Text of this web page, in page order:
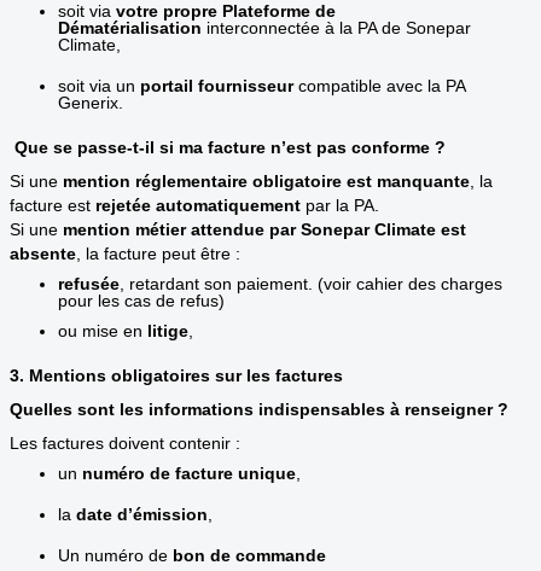
soit via votre propre Plateforme de
Dématérialisation interconnectée à la PA de Sonepar
Climate,
soit via un portail fournisseurcompatible avec la PA
Generix.
Que se passe-t-il si ma facture n’est pas conforme ?
Si une mention réglementaire obligatoire est manquante , la
facture est rejetée automatiquement par la PA.
Si une mention métier attendue par Sonepar Climate est
absente , la facture peut être :
refusée , retardant son paiement. (voir cahier des charges
pour les cas de refus)
ou mise en litige
3. Mentions obligatoires sur les factures
Quelles sont les informations indispensables à renseigner ?
Les factures doivent contenir :
un numéro de facture unique
la date d’émission
Un numéro de bon de commande